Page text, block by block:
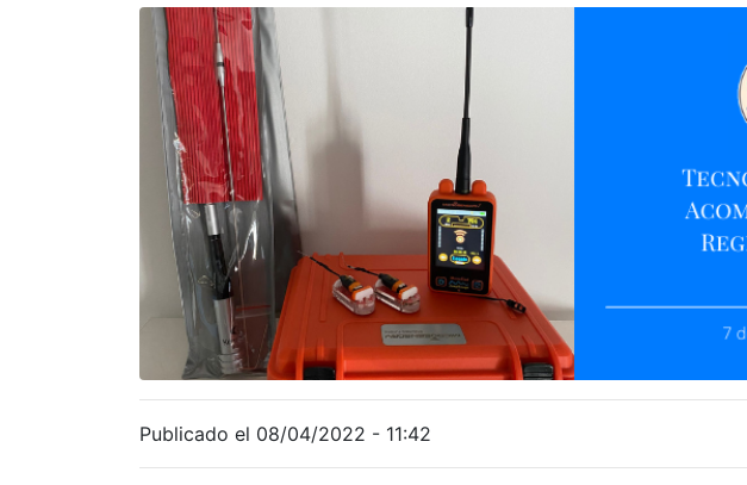
Publicado el 08/04/2022 - 11:42